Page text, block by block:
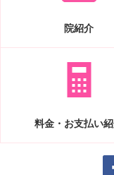
院紹介
料金・お支払い